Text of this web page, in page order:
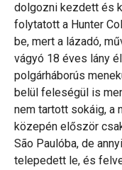
dolgozni kezdett és
folytatott a Hunter
be, mert a lázadó,
vágyó 18 éves lány
polgárháborús
belül feleségül is
nem tartott sokáig, a
közepén először
São Paulóba, de
telepedett le, és